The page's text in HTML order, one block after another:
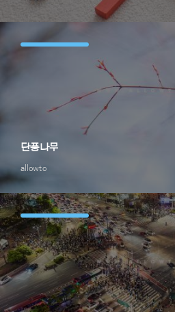
allowto
단풍나무